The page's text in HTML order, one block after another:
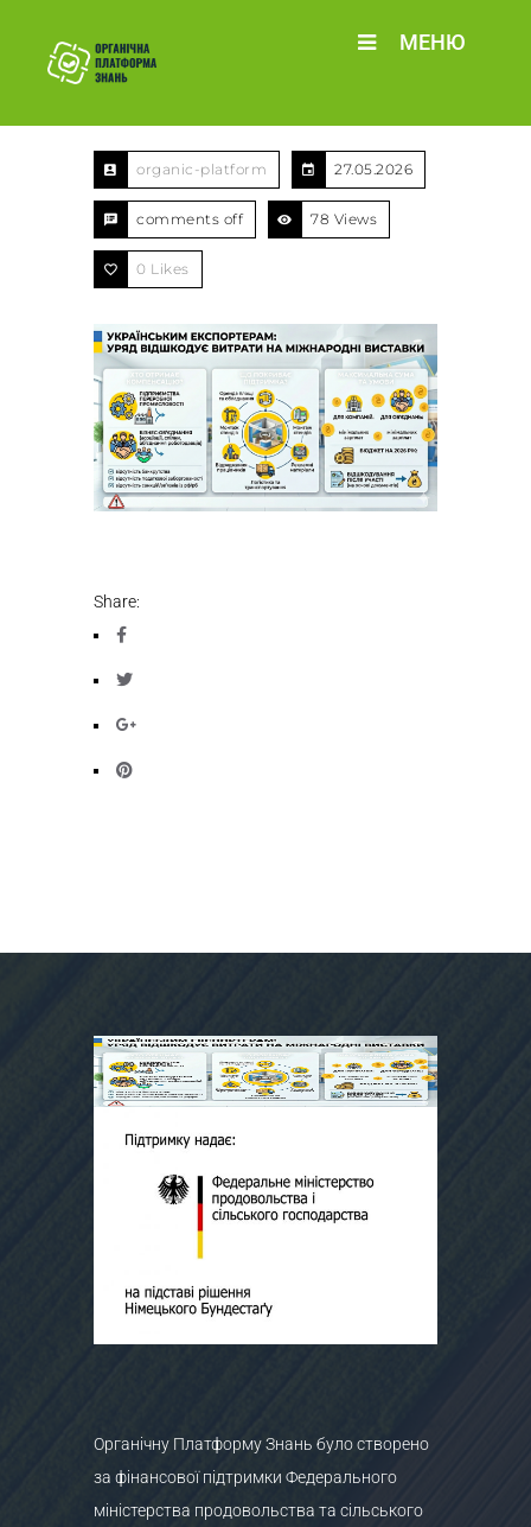
МЕНЮ
organic-platform 27.05.2026
comments off 78 Views
0 Likes
Share:
Органічну Платформу Знань було створено
за фінансової підтримки Федерального
міністерства продовольства та сільського